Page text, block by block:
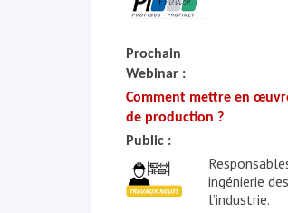
Prochain
Webinar :
Comment mettre en
de production ?
Public :
ingénierie
l’industrie.